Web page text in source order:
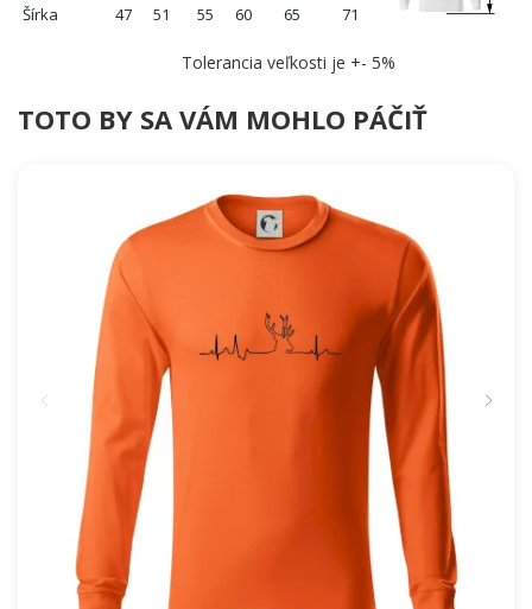
Šírka 47 51 55 60 65 71
Tolerancia veľkosti je +- 5%
TOTO BY SA VÁM MOHLO PÁČIŤ